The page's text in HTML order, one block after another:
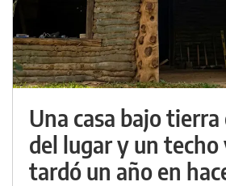
Una casa bajo
del lugar y un techo
tardó un año en